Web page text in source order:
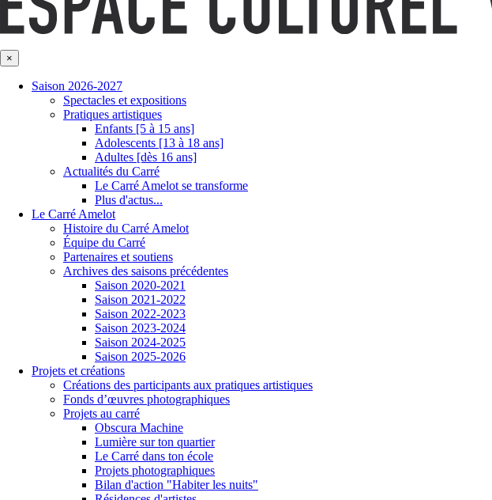
×
Saison 2026-2027
Spectacles et expositions
Pratiques artistiques
Enfants [5 à 15 ans]
Adolescents [13 à 18 ans]
Adultes [dès 16 ans]
Actualités du Carré
Le Carré Amelot se transforme
Plus d'actus...
Le Carré Amelot
Histoire du Carré Amelot
Équipe du Carré
Partenaires et soutiens
Archives des saisons précédentes
Saison 2020-2021
Saison 2021-2022
Saison 2022-2023
Saison 2023-2024
Saison 2024-2025
Saison 2025-2026
Projets et créations
Créations des participants aux pratiques artistiques
Fonds d’œuvres photographiques
Projets au carré
Obscura Machine
Lumière sur ton quartier
Le Carré dans ton école
Projets photographiques
Bilan d'action "Habiter les nuits"